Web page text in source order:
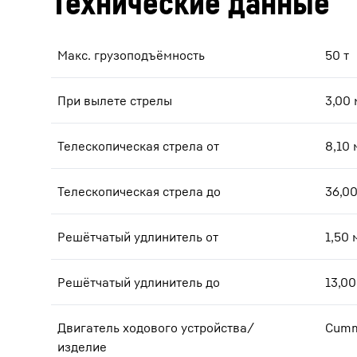
Макс. грузоподъёмность 50 т
При вылете стрелы 3,00
Телескопическая стрела от 8,10
Телескопическая стрела до 36,00
Решётчатый удлинитель от 1,50
Решётчатый удлинитель до 13,00
Двигатель ходового устройства/
изделие